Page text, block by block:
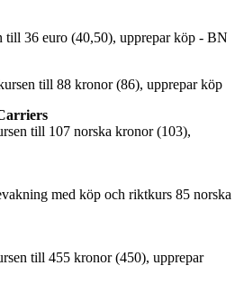
till 36 euro (40,50), upprepar köp - BN
till 88 kronor (86), upprepar köp
till 107 norska kronor (103),
med köp och riktkurs 85 norska
till 455 kronor (450), upprepar